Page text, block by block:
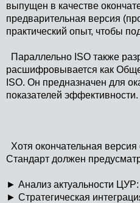
выпущен в качестве
предварительная версия
практический опыт, чтобы
Параллельно ISO также
расшифровывается как
ISO. Он предназначен для
показателей эффективности.
Хотя окончательная
Стандарт должен
► Анализ актуальности
► Стратегическая